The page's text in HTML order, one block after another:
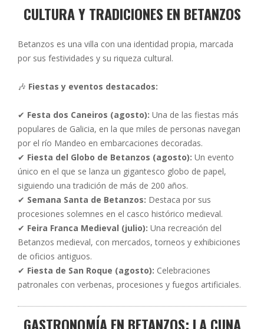
CULTURA Y TRADICIONES EN BETANZOS
Betanzos es una villa con una identidad propia, marcada
por sus festividades y su riqueza cultural.
🎶 Fiestas y eventos destacados:
✔ Festa dos Caneiros (agosto): Una de las fiestas más
populares de Galicia, en la que miles de personas navegan
por el río Mandeo en embarcaciones decoradas.
✔ Fiesta del Globo de Betanzos (agosto): Un evento
único en el que se lanza un gigantesco globo de papel,
siguiendo una tradición de más de 200 años.
✔ Semana Santa de Betanzos: Destaca por sus
procesiones solemnes en el casco histórico medieval.
✔ Feira Franca Medieval (julio): Una recreación del
Betanzos medieval, con mercados, torneos y exhibiciones
de oficios antiguos.
✔ Fiesta de San Roque (agosto): Celebraciones
patronales con verbenas, procesiones y fuegos artificiales.
GASTRONOMÍA EN BETANZOS: LA CUNA